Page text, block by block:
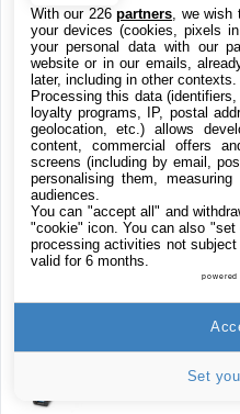
Films
Jeu Red Dead
15,9€23,09€
LaCie d2
externe portable
USB 3.0, 7 200 tr/
pour Mac et PC,
Adobe CC
HP USB-C to USB
With our 226partners , we
your devices (cookies, pixels
your personal data with our
website or in our emails,
later, including in other contexts.
Processing this data
loyalty programs, IP, postal
geolocation, etc.) allows
content, commercial offers
screens (including by email,
personalising them,
audiences.
You can "accept all" and
"cookie" icon. You can also "set
processing activities not
valid for 6 months.
powered
Set